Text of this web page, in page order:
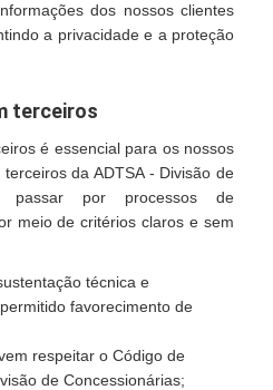
dos nossos clientes
a privacidade e a proteção
terceiros
é essencial para os nossos
da ADTSA - Divisão de
passar por processos de
meio de critérios claros e sem
técnica e
favorecimento de
respeitar o Código de
de Concessionárias;